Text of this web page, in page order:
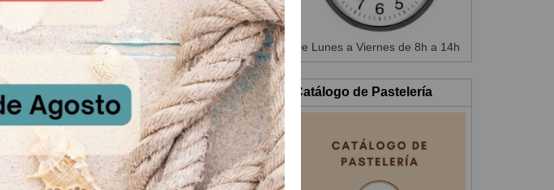
los ingredientes.
con la canela y el limón.
enfriar y utilizar.
de franchipan sin llegar al marco de hojaldre.
De Lunes a Viernes de 8h a 14h
Catálogo de Pastelería